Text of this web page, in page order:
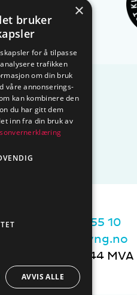
tlf.
74 85 55 10
marked@ctmlyng.no
NO 936 285 244 MVA
×
bruker
for å tilpasse
trafikken
om din bruk
våre annonserings-
kan kombinere den
du har gitt dem
inn fra din bruk av
AVVIS ALLE